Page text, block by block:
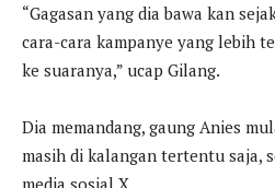
“Gagasan yang dia bawa kan
cara-cara kampanye yang lebih
ke suaranya,” ucap Gilang.
Dia memandang, gaung Anies
masih di kalangan tertentu saja,
media sosial X.